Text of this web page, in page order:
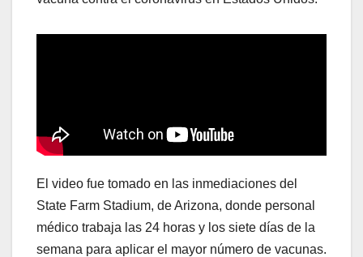
El video fue tomado en las inmediaciones del
State Farm Stadium, de Arizona, donde personal
médico trabaja las 24 horas y los siete días de la
semana para aplicar el mayor número de vacunas.